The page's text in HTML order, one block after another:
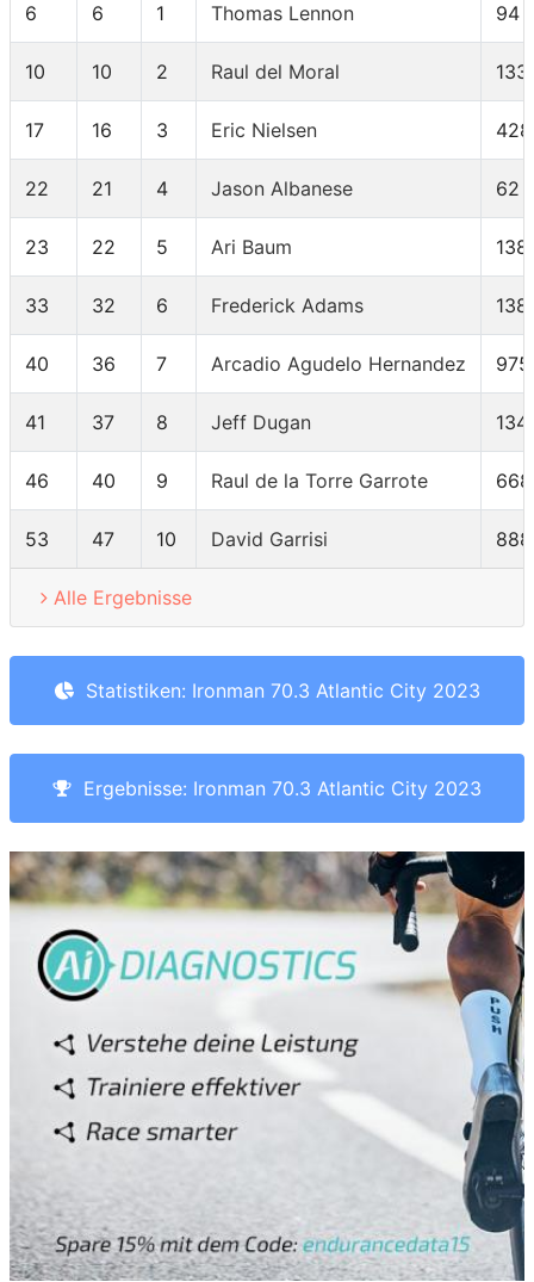
6 6 1 Thomas Lennon 94
10 10 2 Raul del Moral
17 16 3 Eric Nielsen 428
22 21 4 Jason Albanese 62
23 22 5 Ari Baum
33 32 6 Frederick Adams
40 36 7 Arcadio Agudelo Hernandez 975
41 37 8 Jeff Dugan
46 40 9 Raul de la Torre Garrote 668
53 47 10 David Garrisi 888
Alle Ergebnisse
Statistiken: Ironman 70.3 Atlantic City 2023
Ergebnisse: Ironman 70.3 Atlantic City 2023